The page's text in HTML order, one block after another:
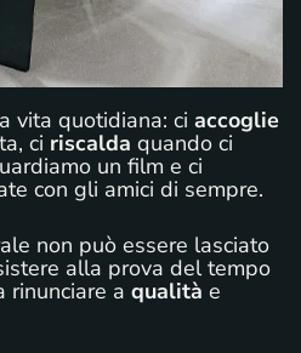
vita quotidiana: ci accoglie
ci riscalda quando ci
un film e ci
con gli amici di sempre.
non può essere lasciato
alla prova del tempo
rinunciare a qualità e